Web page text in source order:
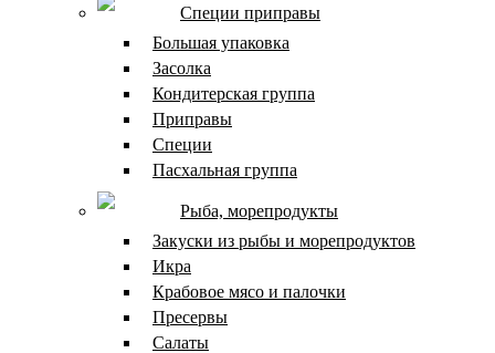
Специи приправы
Большая упаковка
Засолка
Кондитерская группа
Приправы
Специи
Пасхальная группа
Рыба, морепродукты
Закуски из рыбы и морепродуктов
Икра
Крабовое мясо и палочки
Пресервы
Салаты